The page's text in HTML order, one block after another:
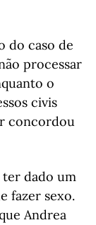
do caso de
processar
o
civis
concordou
dado um
fazer sexo.
Andrea